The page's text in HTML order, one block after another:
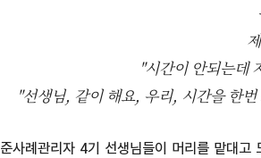
"시간이 안되는데
"선생님, 같이 해요, 우리, 시간을 한
준사례관리자 4기 선생님들이 머리를 맡대고